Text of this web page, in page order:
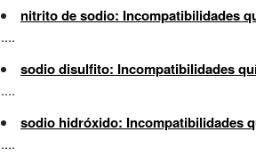
nitrito de sodio: Incompatibilidades
....
sodio disulfito: Incompatibilidades
....
sodio hidróxido: Incompatibilidades
....